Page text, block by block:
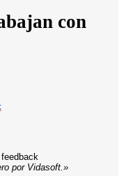
con
feedback
por Vidasoft.»